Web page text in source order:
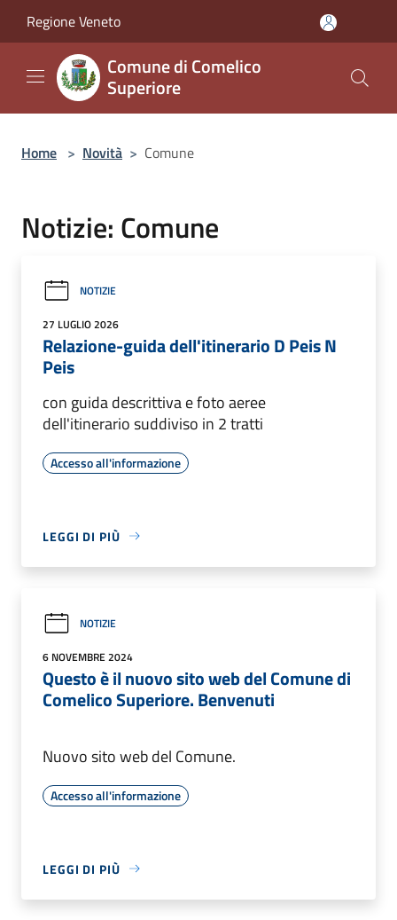
Regione Veneto
Comune di Comelico
Superiore
Home > Novità > Comune
Notizie: Comune
NOTIZIE
27 LUGLIO 2026
Relazione-guida dell'itinerario D Peis N
Peis
con guida descrittiva e foto aeree
dell'itinerario suddiviso in 2 tratti
Accesso all'informazione
LEGGI DI PIÙ
NOTIZIE
6 NOVEMBRE 2024
Questo è il nuovo sito web del Comune di
Comelico Superiore. Benvenuti
Nuovo sito web del Comune.
Accesso all'informazione
LEGGI DI PIÙ